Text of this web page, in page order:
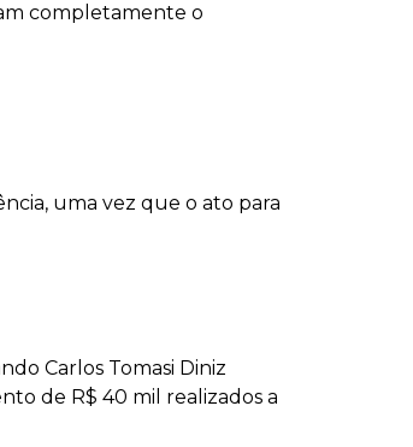
completamente o
uma vez que o ato para
Carlos Tomasi Diniz
de R$ 40 mil realizados a